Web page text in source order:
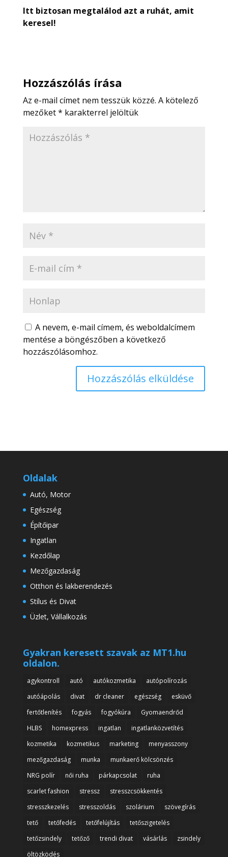
Itt biztosan megtalálod azt a ruhát, amit
keresel!
Hozzászólás írása
Az e-mail címet nem tesszük közzé. A kötelező
mezőket* karakterrel jelöltük
A nevem, e-mail címem, és weboldalcímem
mentése a böngészőben a következő
hozzászólásomhoz.
Oldalak
Autó, Motor
Egészség
Építőipar
Ingatlan
Kezdőlap
Mezőgazdaság
Otthon és lakberendezés
Stílus és Divat
Üzlet, Vállalkozás
Gyakran keresett szavak az MT1.hu
oldalon.
agykontroll autó autókozmetika
autópolírozás
autóápolás
divat dr cleaner egészség
esküvő
fertőtlenítés
fogyás fogyókúra
Gyomaendrőd
HLBS
homexpress ingatlan
ingatlanközvetítés
kozmetika
kozmetikus marketing
menyasszony
mezőgazdaság
munka
munkaerő kölcsönzés
NRG polír
női ruha párkapcsolat
ruha
scarlet fashion
stressz
stresszcsökkentés
stresszkezelés
stresszoldás szolárium
szövegírás
tető
tetőfedés tetőfelújítás
tetőszigetelés
tetőzsindely
tetőző trendi divat vásárlás
zsindely
öltözködés